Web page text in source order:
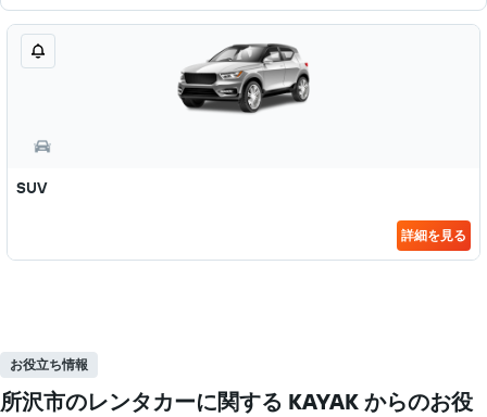
SUV
詳細を見る
お役立ち情報
所沢市のレンタカーに関する KAYAK ​からのお役